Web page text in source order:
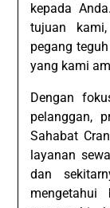
kepada
tujuan
pegang
yang kami
Dengan
pelanggan,
Sahabat
layanan
dan
mengetahui